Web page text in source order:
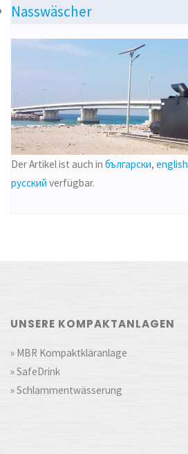
Nasswäscher
Der Artikel ist auch inбългарски,english
русский verfügbar.
UNSERE KOMPAKTANLAGEN
» MBR Kompaktkläranlage
» SafeDrink
» Schlammentwässerung